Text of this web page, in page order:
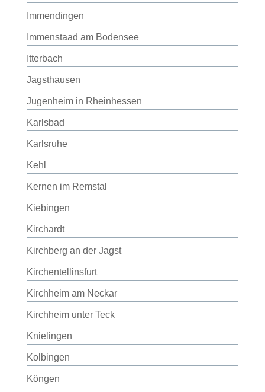
Immendingen
Immenstaad am Bodensee
Itterbach
Jagsthausen
Jugenheim in Rheinhessen
Karlsbad
Karlsruhe
Kehl
Kernen im Remstal
Kiebingen
Kirchardt
Kirchberg an der Jagst
Kirchentellinsfurt
Kirchheim am Neckar
Kirchheim unter Teck
Knielingen
Kolbingen
Köngen